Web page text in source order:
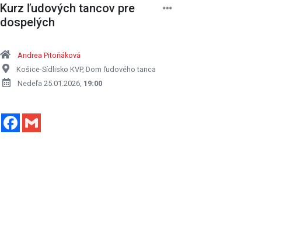
Kurz ľudových tancov pre
dospelých
Andrea Pitoňáková
Košice-Sídlisko KVP, Dom ľudového tanca
Nedeľa 25.01.2026, 19:00
Facebook